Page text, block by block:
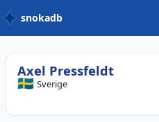
snokadb
Axel Pressfeldt
🇸🇪 Sverige